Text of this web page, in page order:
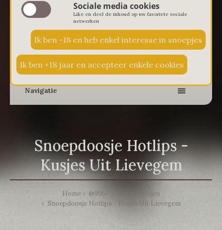
0 € 0,00
Navigatie
Snoepdoosje Hotlips -
Kusjes Uit Lievegem
Home @9950
Snoepdoosjes
Snoepdoosje Hotlips - Kusjes Uit Lievegem
Sociale media cookies
Like en deel de inhoud op uw favoriete sociale
netwerken